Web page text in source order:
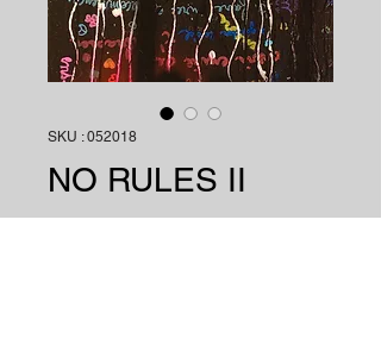
SKU : 052018
NO RULES II